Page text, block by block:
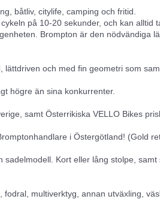
båtliv, citylife, camping och fritid.
på 10-20 sekunder, och kan alltid
Brompton är den nödvändiga
och med fin geometri som
högre än sina konkurrenter.
samt Österrikiska VELLO Bikes
i Östergötland! (Gold
Kort eller lång stolpe,
multiverktyg, annan utväxling,